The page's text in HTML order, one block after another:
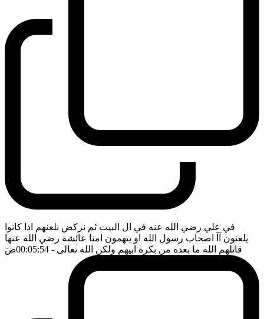
في علي رضي الله عنه في ال البيت ثم نركض نلعنهم اذا كانوا
يلعنون آآ اصحاب رسول الله او يتهمون امنا عائشة رضي الله عنها
قاتلهم الله ما بعده من بكرة ابيهم ولكن الله تعالى - 00:05:54 ضَ